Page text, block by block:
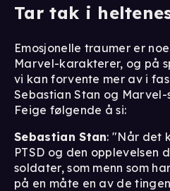
Tar tak i
Emosjonelle traumer er
Marvel-karakterer, og på
vi kan forvente mer av i
Sebastian Stan og Marvel-
Feige følgende å si:
Sebastian Stan: "Når det
PTSD og den opplevelsen
soldater, som menn som
på en måte en av de